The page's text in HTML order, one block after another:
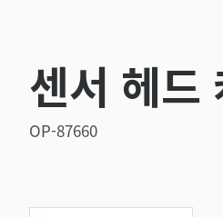
센서 헤
OP-87660